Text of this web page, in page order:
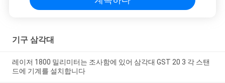
기구 삼각대
레이저 1800 밀리미터는 조사함에 있어 삼각대 GST 20 3 각 스탠
드에 기계를 설치합니다